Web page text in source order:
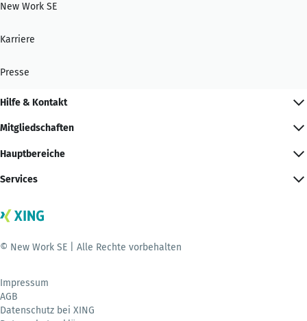
New Work SE
Karriere
Presse
Hilfe & Kontakt
Mitgliedschaften
Hauptbereiche
Services
© New Work SE | Alle Rechte vorbehalten
Impressum
AGB
Datenschutz bei XING